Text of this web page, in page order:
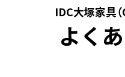
IDC大塚家具
よく